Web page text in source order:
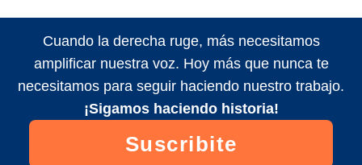
Cuando la derecha ruge, más necesitamos
amplificar nuestra voz. Hoy más que nunca te
necesitamos para seguir haciendo nuestro trabajo.
¡Sigamos haciendo historia!
Suscribite